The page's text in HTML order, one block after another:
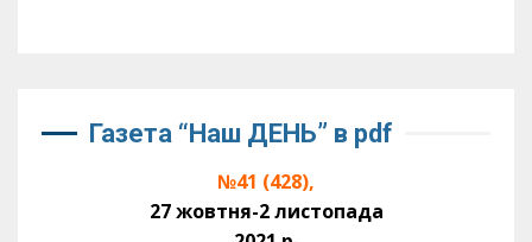
Газета “Наш ДЕНЬ” в pdf
№41 (428),
27 жовтня-2 листопада